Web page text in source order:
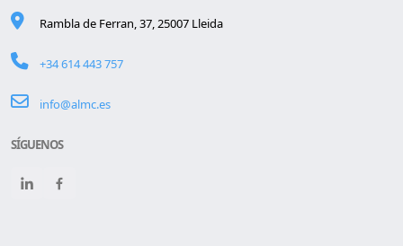
Rambla de Ferran, 37, 25007 Lleida
+34 614 443 757
info@almc.es
SÍGUENOS